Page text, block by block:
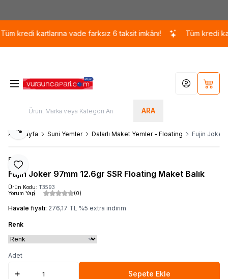
kredi kartlarına vade farksız 6 taksit imkânı! Tüm kredi
ARA
Hesabım
Ana Sayfa Suni Yemler Dalarlı Maket Yemler - Floating Fujin Joker
Favoriye Ekle
Paylaş
Fujin
Fujin Joker 97mm 12.6gr SSR Floating Maket Balık
Ürün Kodu: T3593
Yorum Yap
(0)
Havale fiyatı: 276,17 TL %5 extra indirim
Renk
Adet
Sepete Ekle